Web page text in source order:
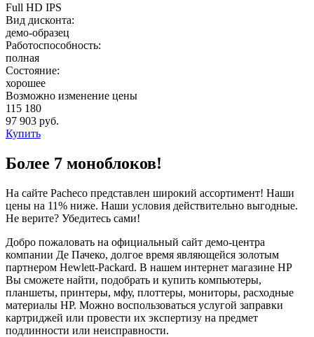
Full HD IPS
Вид дисконта:
демо-образец
Работоспособность:
полная
Состояние:
хорошее
Возможно изменение цены
115 180
97 903 руб.
Купить
Более 7 моноблоков!
На сайте Pacheco представлен широкий ассортимент! Наши
цены на 11% ниже. Наши условия действительно выгодные.
Не верите? Убедитесь сами!
Добро пожаловать на официальный сайт демо-центра
компании Де Пачеко, долгое время являющейся золотым
партнером Hewlett-Packard. В нашем интернет магазине HP
Вы сможете найти, подобрать и купить компьютеры,
планшеты, принтеры, мфу, плоттеры, мониторы, расходные
материалы HP. Можно воспользоваться услугой заправки
картриджей или провести их экспертизу на предмет
подлинности или неисправности.